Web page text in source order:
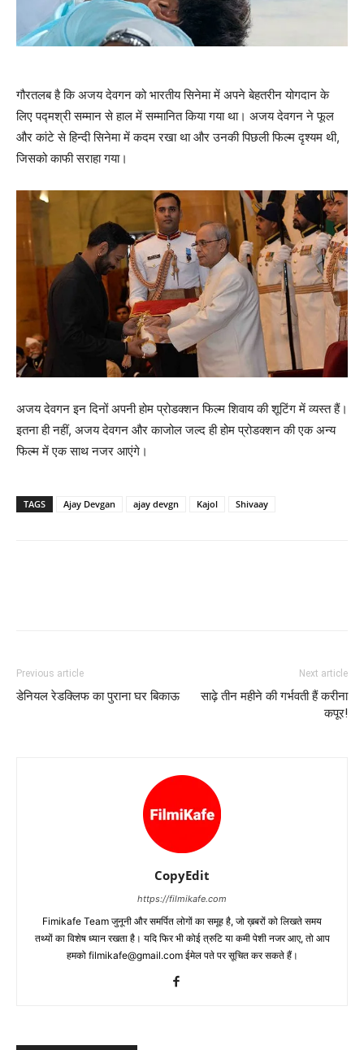
गौरतलब है कि अजय देवगन को भारतीय सिनेमा में अपने बेहतरीन योगदान के
लिए पद्मश्री सम्‍मान से हाल में सम्‍मानित किया गया था। अजय देवगन ने फूल
और कांटे से हिन्‍दी सिनेमा में कदम रखा था और उनकी पिछली फिल्‍म दृश्‍यम थी,
जिसको काफी सराहा गया।
अजय देवगन इन दिनों अपनी होम प्रोडक्‍शन फिल्‍म शिवाय की शूटिंग में व्‍यस्‍त हैं।
इतना ही नहीं, अजय देवगन और काजोल जल्‍द ही होम प्रोडक्‍शन की एक अन्‍य
फिल्‍म में एक साथ नजर आएंगे।
TAGS Ajay Devgan ajay devgn Kajol Shivaay
Previous article
डेनियल रेडक्‍लिफ का पुराना घर बिकाऊ
Next article
साढ़े तीन महीने की गर्भवती हैं करीना
कपूर!
CopyEdit
https://filmikafe.com
Fimikafe Team जुनूनी और समर्पित लोगों का समूह है, जो ख़बरों को लिखते समय
तथ्‍यों का विशेष ध्‍यान रखता है। यदि फिर भी कोई त्रुटि या कमी पेशी नजर आए, तो आप
हमको filmikafe@gmail.com ईमेल पते पर सूचित कर सकते हैं।